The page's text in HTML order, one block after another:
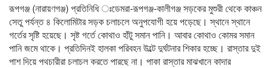
রূপগঞ্জ (নারায়ণগঞ্জ) প্রতিনিধি ঃডেমরা-রূপগঞ্জ-কালীগঞ্জ সড়কের মুশুরী থেকে কাঞ্চন
সেতু পর্যন্ত ৪ কিলোমিটার সড়ক চলাচলে অনুপযোগী হয়ে পড়েছে। স্থানে স্থানে
গর্তের সৃষ্টি হয়েছে। সৃষ্ট গর্তে কোথাও হাঁটু সমান পানি। আবার কোথাও কোমর সমান
পানি জমে থাকে। প্রতিদিনই হালকা পরিবহন উল্টে দুর্ঘটনার শিকার হচ্ছে। রাস্তার দুই
পাশ দিয়ে পথচারীরা চলাচল করতে পারছে না। পাকা রাস্তার মাঝখানে কাদার